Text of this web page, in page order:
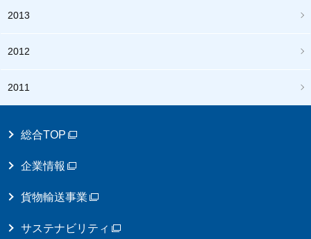
2013
2012
2011
総合TOP
企業情報
貨物輸送事業
サステナビリティ